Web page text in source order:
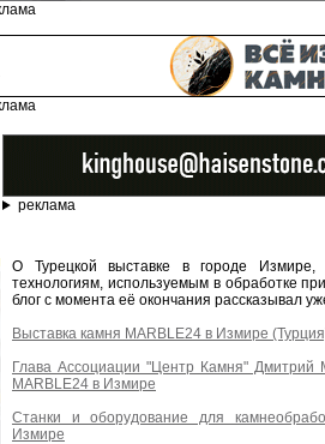
реклама
О Турецкой выставке в городе Измире,
технологиям, используемым в обработке
блог с момента её окончания рассказывал
Выставка камня MARBLE24 в Измире
Глава Ассоциации "Центр Камня" Дмитрий
MARBLE24 в Измире
Станки и оборудование для
Измире